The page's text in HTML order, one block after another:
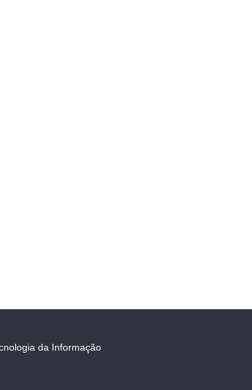
da Informação